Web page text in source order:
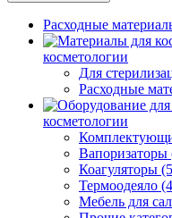
Расходные
косметологии
Для
Расходные
косметологии
Вапоризаторы
Коагуляторы
Термоодеяло
Мебель для